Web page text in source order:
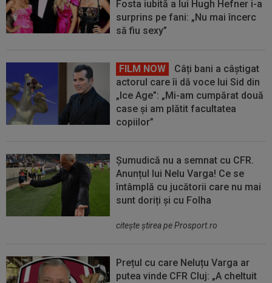
Fosta iubită a lui Hugh Hefner i-a
surprins pe fani: „Nu mai încerc
să fiu sexy”
FILM NOW
Câți bani a câștigat
actorul care îi dă voce lui Sid din
„Ice Age”: „Mi-am cumpărat două
case și am plătit facultatea
copiilor”
Șumudică nu a semnat cu CFR.
Anunțul lui Nelu Varga! Ce se
întâmplă cu jucătorii care nu mai
sunt doriți și cu Folha
citeşte ştirea pe Prosport.ro
Prețul cu care Neluțu Varga ar
putea vinde CFR Cluj: „A cheltuit